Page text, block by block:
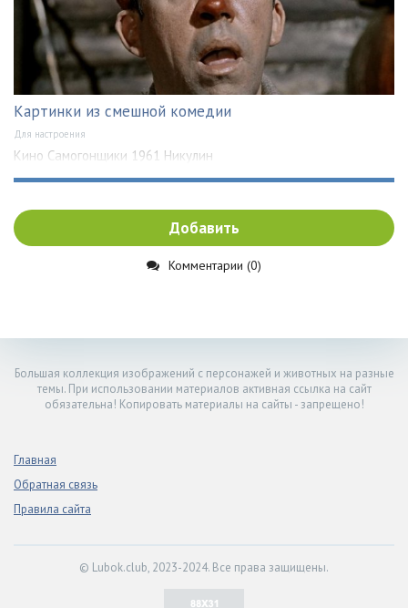
Картинки из смешной комедии
Для настроения
Кино Самогонщики 1961 Никулин
Добавить
Комментарии (0)
Большая коллекция изображений с персонажей и животных на разные
темы. При использовании материалов активная ссылка на сайт
обязательна! Копировать материалы на сайты - запрещено!
Главная
Обратная связь
Правила сайта
© Lubok.club, 2023-2024. Все права защищены.